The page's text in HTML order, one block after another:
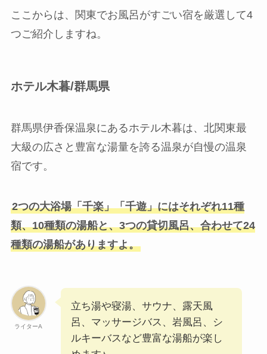
ここからは、関東でお風呂がすごい宿を厳選して4
つご紹介しますね。
ホテル木暮/群馬県
群馬県伊香保温泉にあるホテル木暮は、北関東最
大級の広さと豊富な湯量を誇る温泉が自慢の温泉
宿です。
2つの大浴場「千楽」「千遊」にはそれぞれ11種
類、10種類の湯船と、3つの貸切風呂、合わせて24
種類の湯船がありますよ。
ライターA
立ち湯や寝湯、サウナ、露天風
呂、マッサージバス、岩風呂、シ
ルキーバスなど豊富な湯船が楽し